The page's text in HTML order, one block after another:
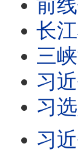
前线俄军如厕
长江将成为悬
三峡溃坝惊
习近平很生
习选好台湾
习近平不